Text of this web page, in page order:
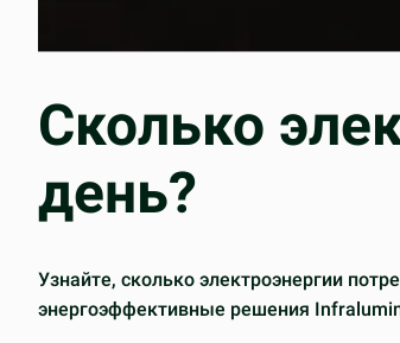
Сколько
день?
Узнайте, сколько электроэнергии
энергоэффективные решения